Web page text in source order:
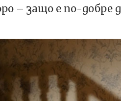
– защо е по-добре